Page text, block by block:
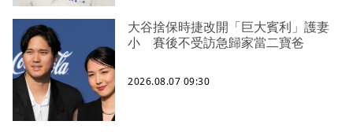
大谷捨保時捷改開「巨大賓利」護妻
小 賽後不受訪急歸家當二寶爸
2026.08.07 09:30